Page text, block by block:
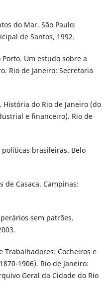
do Mar. São Paulo:
de Santos, 1992.
Porto. Um estudo sobre a
Rio de Janeiro: Secretaria
História do Rio de Janeiro (do
e financeiro). Rio de
políticas brasileiras. Belo
de Casaca. Campinas:
sem patrões.
Trabalhadores: Cocheiros e
1906). Rio de Janeiro:
Geral da Cidade do Rio